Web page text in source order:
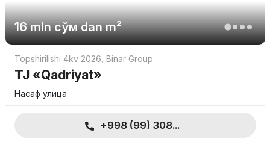
16 mln сўмdan m²
Topshirilishi 4kv 2026 Binar Group
TJ «Qadriyat»
Насаф улица
+998 (99) 308...